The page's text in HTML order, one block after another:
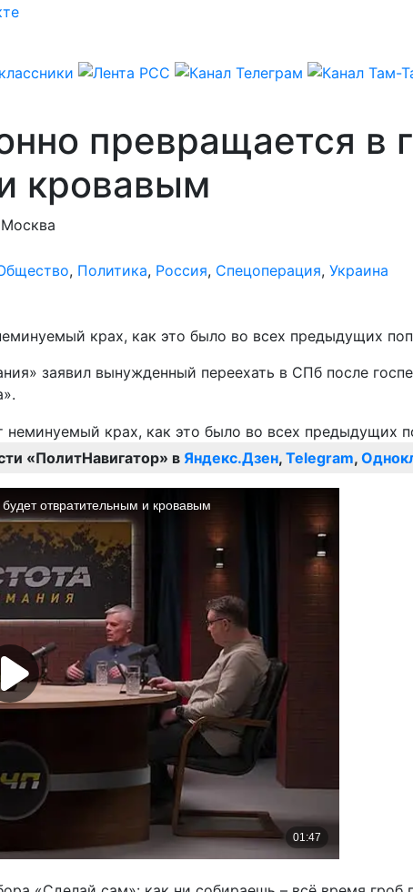
превращается в
кровавым
, Политика, Россия, Спецоперация, Украина
крах, как это было во всех предыдущих
заявил вынужденный переехать в СПб после
«ПолитНавигатор» в Яндекс.Дзен, Telegram,